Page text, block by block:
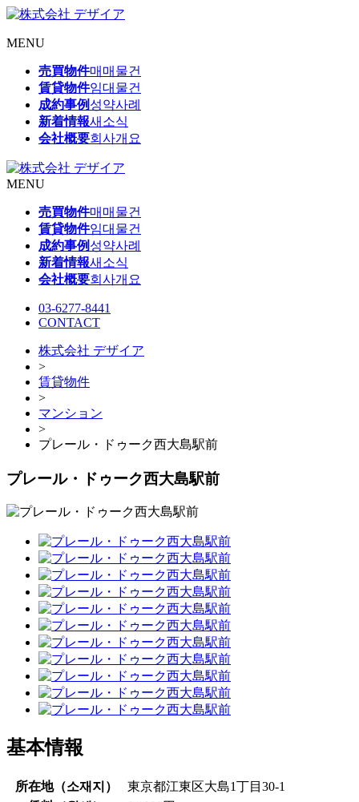
MENU
売買物件매매물건
賃貸物件임대물건
成約事例 성약사례
新着情報새소식
会社概要회사개요
MENU
売買物件매매물건
賃貸物件임대물건
成約事例 성약사례
新着情報새소식
会社概要회사개요
03-6277-8441
CONTACT
株式会社 デザイア
>
賃貸物件
>
マンション
>
プレール・ドゥーク西大島駅前
プレール・ドゥーク西大島駅前
基本情報
所在地（소재지 ）
東京都江東区大島1丁目30-1